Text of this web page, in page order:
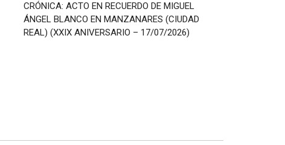
CRÓNICA: ACTO EN RECUERDO DE MIGUEL
ÁNGEL BLANCO EN MANZANARES (CIUDAD
REAL) (XXIX ANIVERSARIO – 17/07/2026)